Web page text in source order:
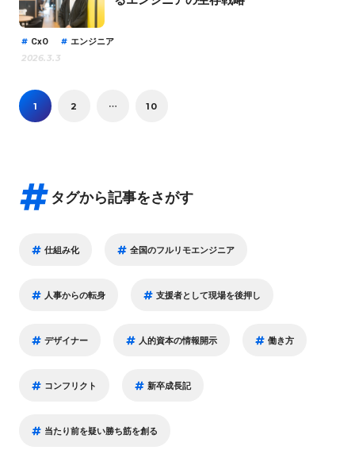
CxO
エンジニア
2026.3.3
1 2 … 10
タグから記事をさがす
仕組み化 全国のフルリモエンジニア
人事からの転身 支援者として現場を後押し
デザイナー 人的資本の情報開示 働き方
コンフリクト 新卒成長記
当たり前を疑い勝ち筋を創る